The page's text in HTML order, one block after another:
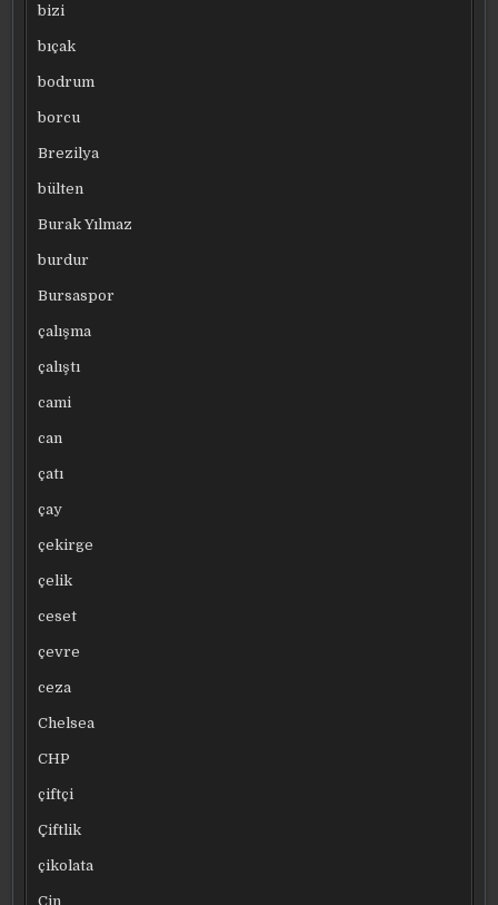
bizi
bıçak
bodrum
borcu
Brezilya
bülten
Burak Yılmaz
burdur
Bursaspor
çalışma
çalıştı
cami
can
çatı
çay
çekirge
çelik
ceset
çevre
ceza
Chelsea
CHP
çiftçi
Çiftlik
çikolata
Çin